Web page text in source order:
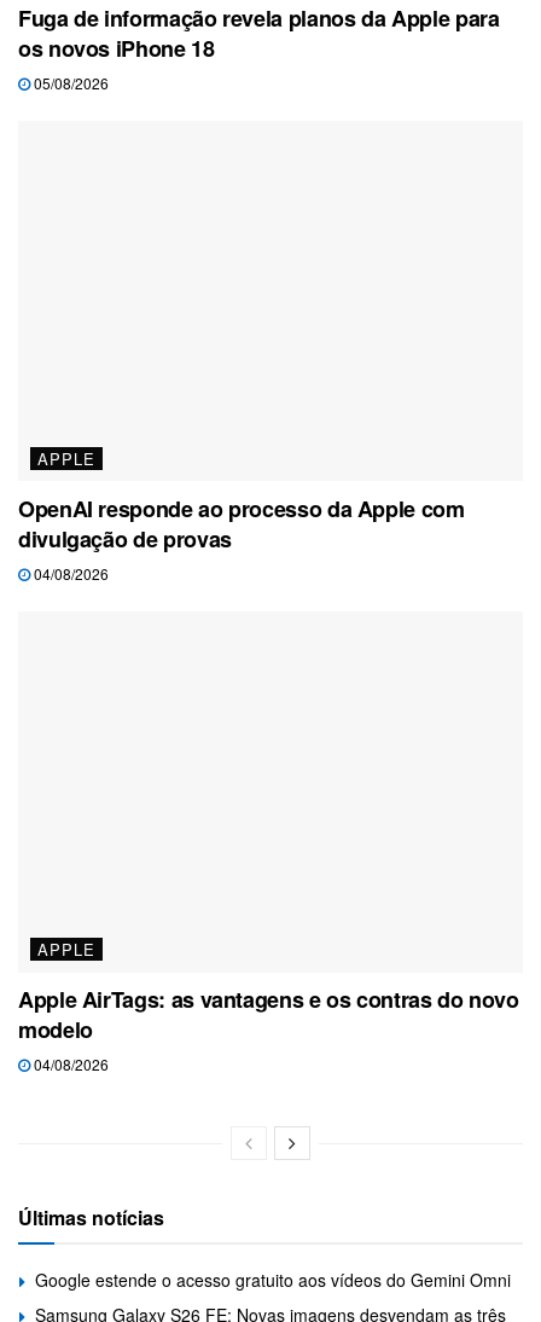
Fuga de informação revela planos da Apple para
os novos iPhone 18
05/08/2026
APPLE
OpenAI responde ao processo da Apple com
divulgação de provas
04/08/2026
APPLE
Apple AirTags: as vantagens e os contras do novo
modelo
04/08/2026
Últimas notícias
Google estende o acesso gratuito aos vídeos do Gemini Omni
Samsung Galaxy S26 FE: Novas imagens desvendam as três